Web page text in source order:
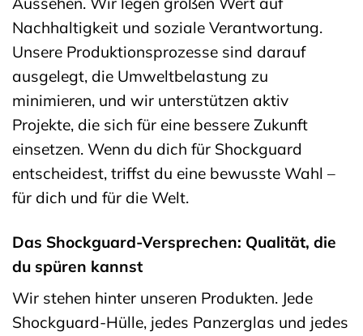
Nachhaltigkeit und soziale Verantwortung.
Unsere Produktionsprozesse sind darauf
ausgelegt, die Umweltbelastung zu
minimieren, und wir unterstützen aktiv
Projekte, die sich für eine bessere Zukunft
einsetzen. Wenn du dich für Shockguard
entscheidest, triffst du eine bewusste Wahl –
für dich und für die Welt.
Das Shockguard-Versprechen: Qualität, die
du spüren kannst
Wir stehen hinter unseren Produkten. Jede
Shockguard-Hülle, jedes Panzerglas und jedes